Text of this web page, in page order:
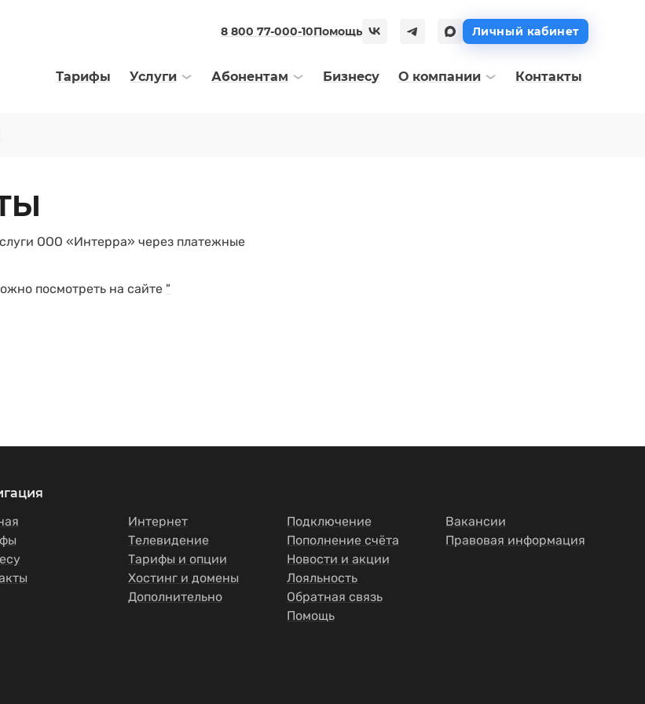
8 800 77-000-10Помощь Личный кабинет
Тарифы Услуги Абонентам Бизнесу О компании Контакты
ООО «Интерра» через платежные
посмотреть на сайте "
Интернет
Телевидение
Тарифы и опции
Хостинг и домены
Дополнительно
Подключение
Пополнение счёта
Новости и акции
Лояльность
Обратная связь
Помощь
Вакансии
Правовая информация